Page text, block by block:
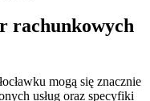
rachunkowych
mogą się znacznie
usług oraz specyfiki